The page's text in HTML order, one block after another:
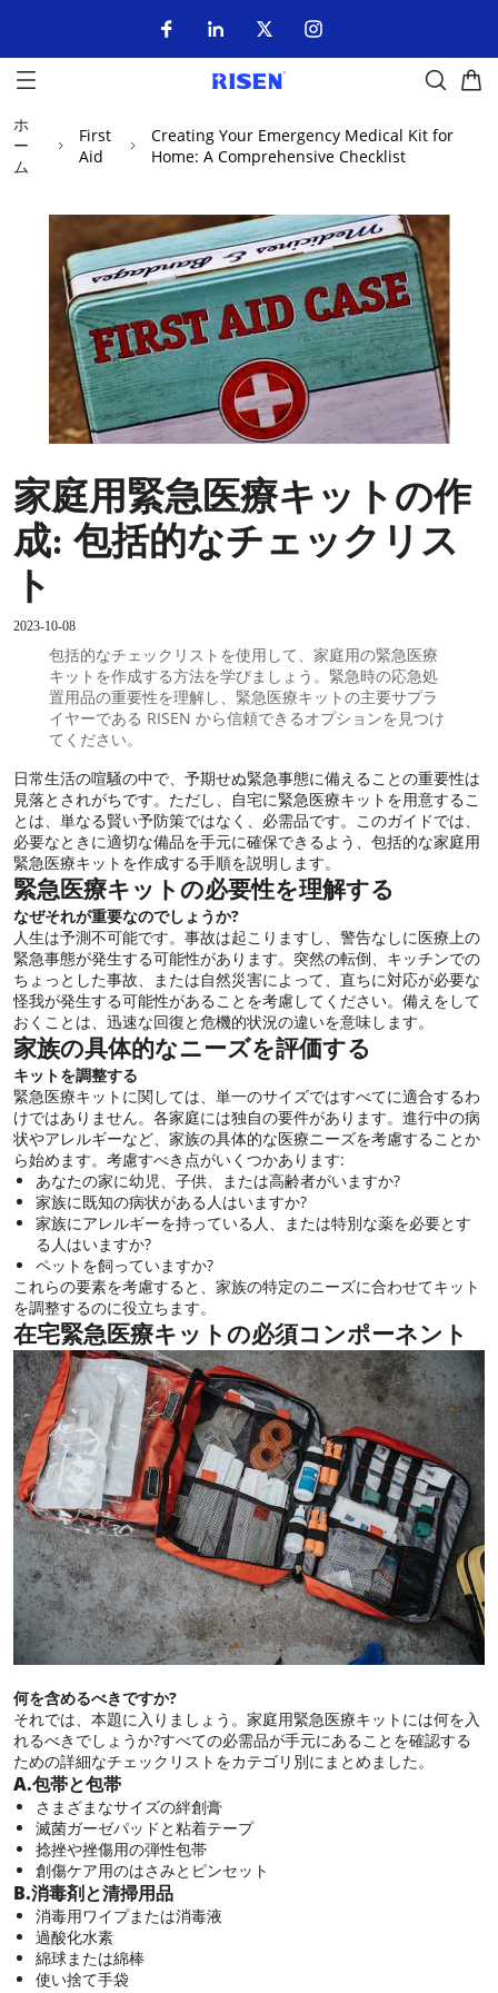
ホ
ー
ム
First
Aid
Creating Your Emergency Medical Kit for
Home: A Comprehensive Checklist
家庭用緊急医療キットの作
成: 包括的なチェックリス
ト
2023-10-08
包括的なチェックリストを使用して、家庭用の緊急医療
キットを作成する方法を学びましょう。緊急時の応急処
置用品の重要性を理解し、緊急医療キットの主要サプラ
イヤーである RISEN から信頼できるオプションを見つけ
てください。
日常生活の喧騒の中で、予期せぬ緊急事態に備えることの重要性は
見落とされがちです。ただし、自宅に緊急医療キットを用意するこ
とは、単なる賢い予防策ではなく、必需品です。このガイドでは、
必要なときに適切な備品を手元に確保できるよう、包括的な家庭用
緊急医療キットを作成する手順を説明します。
緊急医療キットの必要性を理解する
なぜそれが重要なのでしょうか?
人生は予測不可能です。事故は起こりますし、警告なしに医療上の
緊急事態が発生する可能性があります。突然の転倒、キッチンでの
ちょっとした事故、または自然災害によって、直ちに対応が必要な
怪我が発生する可能性があることを考慮してください。備えをして
おくことは、迅速な回復と危機的状況の違いを意味します。
家族の具体的なニーズを評価する
キットを調整する
緊急医療キットに関しては、単一のサイズではすべてに適合するわ
けではありません。各家庭には独自の要件があります。進行中の病
状やアレルギーなど、家族の具体的な医療ニーズを考慮することか
ら始めます。考慮すべき点がいくつかあります:
あなたの家に幼児、子供、または高齢者がいますか?
家族に既知の病状がある人はいますか?
家族にアレルギーを持っている人、または特別な薬を必要とす
る人はいますか?
ペットを飼っていますか?
これらの要素を考慮すると、家族の特定のニーズに合わせてキット
を調整するのに役立ちます。
在宅緊急医療キットの必須コンポーネント
何を含めるべきですか?
それでは、本題に入りましょう。家庭用緊急医療キットには何を入
れるべきでしょうか?すべての必需品が手元にあることを確認する
ための詳細なチェックリストをカテゴリ別にまとめました。
A.包帯と包帯
さまざまなサイズの絆創膏
滅菌ガーゼパッドと粘着テープ
捻挫や挫傷用の弾性包帯
創傷ケア用のはさみとピンセット
B.消毒剤と清掃用品
消毒用ワイプまたは消毒液
過酸化水素
綿球または綿棒
使い捨て手袋